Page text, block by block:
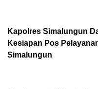
Kapolres Simalungun
Kesiapan Pos
Simalungun